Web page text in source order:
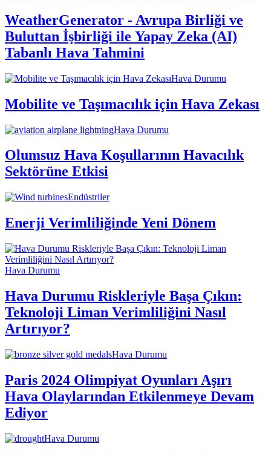
WeatherGenerator - Avrupa Birliği ve
Buluttan İşbirliği ile Yapay Zeka (AI)
Tabanlı Hava Tahmini
Hava Durumu
Mobilite ve Taşımacılık için Hava Zekası
Hava Durumu
Olumsuz Hava Koşullarının Havacılık
Sektörüne Etkisi
Endüstriler
Enerji Verimliliğinde Yeni Dönem
Hava Durumu
Hava Durumu Riskleriyle Başa Çıkın:
Teknoloji Liman Verimliliğini Nasıl
Artırıyor?
Hava Durumu
Paris 2024 Olimpiyat Oyunları Aşırı
Hava Olaylarından Etkilenmeye Devam
Ediyor
Hava Durumu